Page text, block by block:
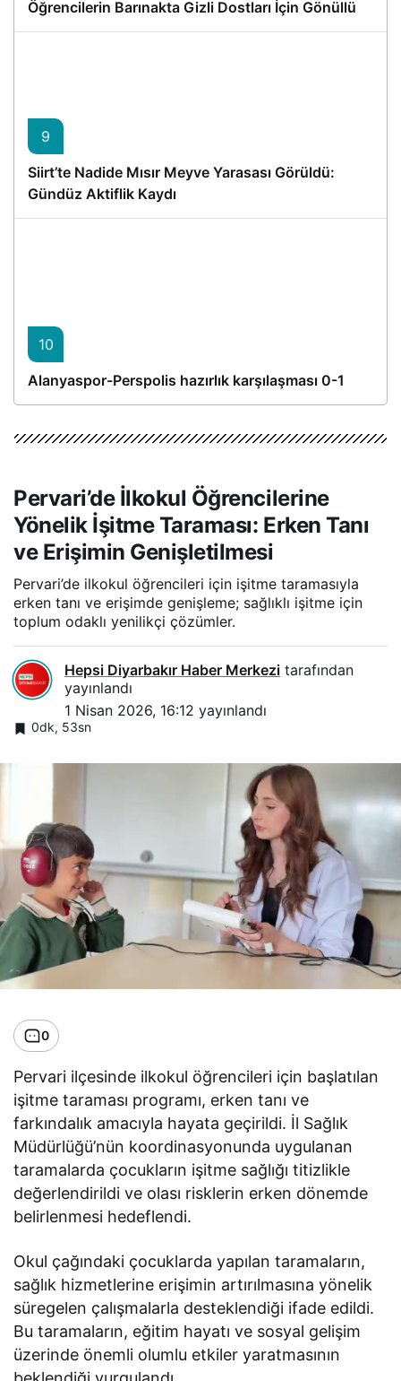
Öğrencilerin Barınakta Gizli Dostları İçin Gönüllü
Proje
9
Siirt’te Nadide Mısır Meyve Yarasası Görüldü:
Gündüz Aktiflik Kaydı
10
Alanyaspor-Perspolis hazırlık karşılaşması 0-1
Pervari’de İlkokul Öğrencilerine
Yönelik İşitme Taraması: Erken Tanı
ve Erişimin Genişletilmesi
Pervari’de ilkokul öğrencileri için işitme taramasıyla
erken tanı ve erişimde genişleme; sağlıklı işitme için
toplum odaklı yenilikçi çözümler.
Hepsi Diyarbakır Haber Merkezi tarafından
yayınlandı
1 Nisan 2026, 16:12 yayınlandı
0dk, 53sn
0
Pervari ilçesinde ilkokul öğrencileri için başlatılan
işitme taraması programı, erken tanı ve
farkındalık amacıyla hayata geçirildi. İl Sağlık
Müdürlüğü’nün koordinasyonunda uygulanan
taramalarda çocukların işitme sağlığı titizlikle
değerlendirildi ve olası risklerin erken dönemde
belirlenmesi hedeflendi.
Okul çağındaki çocuklarda yapılan taramaların,
sağlık hizmetlerine erişimin artırılmasına yönelik
süregelen çalışmalarla desteklendiği ifade edildi.
Bu taramaların, eğitim hayatı ve sosyal gelişim
üzerinde önemli olumlu etkiler yaratmasının